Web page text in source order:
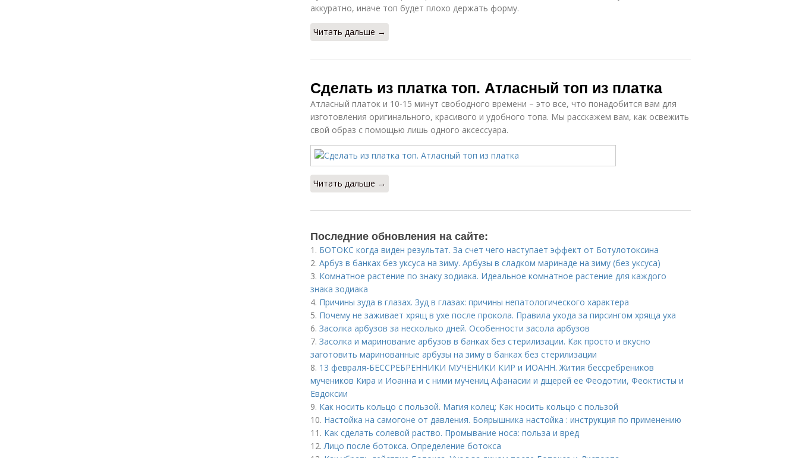
аккуратно, иначе топ будет плохо держать форму.
Читать дальше →
Сделать из платка топ. Атласный топ из платка
Атласный платок и 10-15 минут свободного времени – это все, что понадобится вам для
изготовления оригинального, красивого и удобного топа. Мы расскажем вам, как освежить
свой образ с помощью лишь одного аксессуара.
Читать дальше →
Последние обновления на сайте:
1. БОТОКС когда виден результат. За счет чего наступает эффект от Ботулотоксина
2. Арбуз в банках без уксуса на зиму. Арбузы в сладком маринаде на зиму (без уксуса)
3. Комнатное растение по знаку зодиака. Идеальное комнатное растение для каждого
знака зодиака
4. Причины зуда в глазах. Зуд в глазах: причины непатологического характера
5. Почему не заживает хрящ в ухе после прокола. Правила ухода за пирсингом хряща уха
6. Засолка арбузов за несколько дней. Особенности засола арбузов
7. Засолка и маринование арбузов в банках без стерилизации. Как просто и вкусно
заготовить маринованные арбузы на зиму в банках без стерилизации
8. 13 февраля-БЕССРЕБРЕННИКИ МУЧЕНИКИ КИР и ИОАНН. Жития бессребреников
мучеников Кира и Иоанна и с ними мучениц Афанасии и дщерей ее Феодотии, Феоктисты и
Евдоксии
9. Как носить кольцо с пользой. Магия колец: Как носить кольцо с пользой
10. Настойка на самогоне от давления. Боярышника настойка : инструкция по применению
11. Как сделать солевой раство. Промывание носа: польза и вред
12.Лицо после ботокса. Определение ботокса